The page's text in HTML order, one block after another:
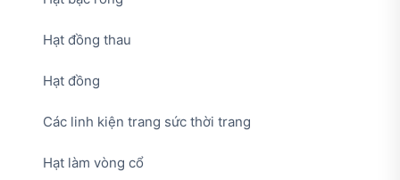
Hạt đồng thau
Hạt đồng
Các linh kiện trang sức thời trang
Hạt làm vòng cổ